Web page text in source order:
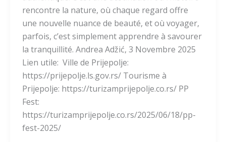
rencontre la nature, où chaque regard offre
une nouvelle nuance de beauté, et où voyager,
parfois, c’est simplement apprendre à savourer
la tranquillité. Andrea Adžić, 3 Novembre 2025
Lien utile: Ville de Prijepolje:
https://prijepolje.ls.gov.rs/ Tourisme à
Prijepolje: https://turizamprijepolje.co.rs/ PP
Fest:
https://turizamprijepolje.co.rs/2025/06/18/pp-
fest-2025/